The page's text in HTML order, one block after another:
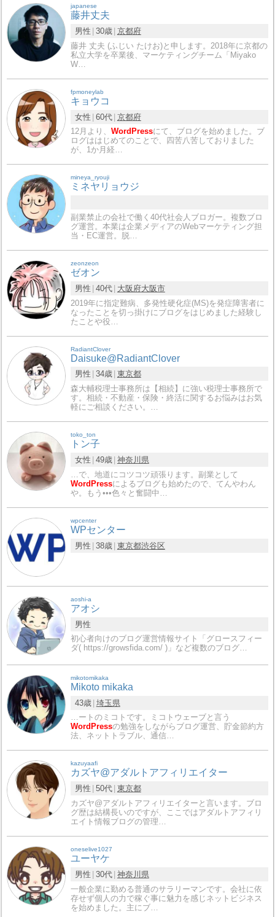
japanese
藤井丈夫
男性 30歳 京都府
藤井 丈夫 (ふじい たけお)と申します。2018年に京都の
私立大学を卒業後、マーケティングチーム「Miyako
W…
fpmoneylab
キョウコ
女性 60代 京都府
12月より、WordPressにて、ブログを始めました。ブ
ログははじめてのことで、四苦八苦しておりました
が、1か月経…
mineya_ryouji
ミネヤリョウジ
副業禁止の会社で働く40代社会人ブロガー。複数ブロ
グ運営。本業は企業メディアのWebマーケティング担
当・EC運営。脱…
zeonzeon
ゼオン
男性 40代 大阪府大阪市
2019年に指定難病、多発性硬化症(MS)を発症障害者に
なったことを切っ掛けにブログをはじめました経験し
たことや役…
RadiantClover
Daisuke@RadiantClover
男性 34歳 東京都
森大輔税理士事務所は【相続】に強い税理士事務所で
す。相続・不動産・保険・終活に関するお悩みはお気
軽にご相談ください。…
toko_ton
トン子
女性 49歳 神奈川県
…で、地道にコツコツ頑張ります。副業として
WordPressによるブログも始めたので、てんやわん
や。もう•••色々と奮闘中…
wpcenter
WPセンター
男性 38歳 東京都渋谷区
aoshi-a
アオシ
男性
初心者向けのブログ運営情報サイト「グロースフィー
ダ( https://growsfida.com/ )」など複数のブログ…
mikotomikaka
Mikoto mikaka
43歳 埼玉県
…ートのミコトです。ミコトウェーブと言う
WordPressの勉強をしながらブログ運営、貯金節約方
法、ネットトラブル、通信…
kazuyaafi
カズヤ@アダルトアフィリエイター
男性 50代 東京都
カズヤ@アダルトアフィリエイターと言います。ブロ
グ歴は結構長いのですが、ここではアダルトアフィリ
エイト情報ブログの管理…
oneselive1027
ユーヤケ
男性 30代 神奈川県
一般企業に勤める普通のサラリーマンです。会社に依
存せず個人の力で稼ぐ事に魅力を感じネットビジネス
を始めました。主にブ…